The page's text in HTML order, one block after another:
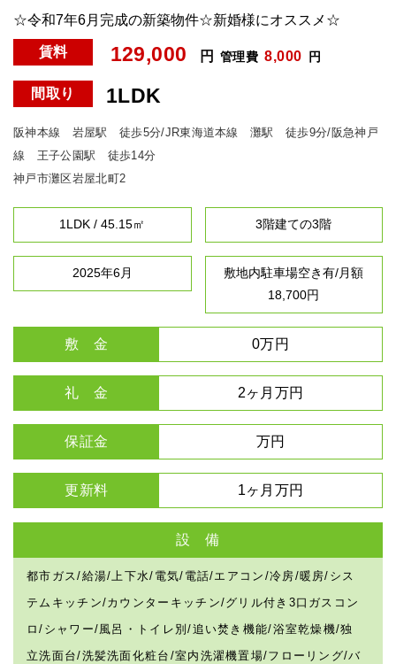
☆令和7年6月完成の新築物件☆新婚様にオススメ☆
賃料 129,000 円 管理費 8,000 円
間取り 1LDK
阪神本線 岩屋駅 徒歩5分/JR東海道本線 灘駅 徒歩9分/阪急神戸
線 王子公園駅 徒歩14分
神戸市灘区岩屋北町2
1LDK / 45.15㎡ 3階建ての3階
2025年6月
敷地内駐車場空き有/月額
18,700円
敷 金 0万円
礼 金 2ヶ月万円
保証金 万円
更新料 1ヶ月万円
設 備
都市ガス/給湯/上下水/電気/電話/エアコン/冷房/暖房/シス
テムキッチン/カウンターキッチン/グリル付き3口ガスコン
ロ/シャワー/風呂・トイレ別/追い焚き機能/浴室乾燥機/独
立洗面台/洗髪洗面化粧台/室内洗濯機置場/フローリング/バ